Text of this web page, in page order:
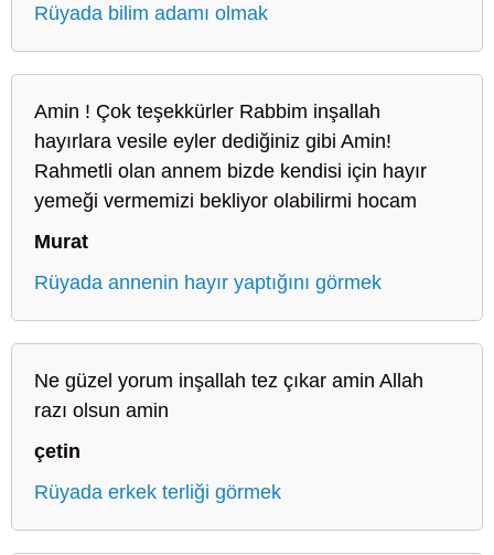
Rüyada bilim adamı olmak
Amin ! Çok teşekkürler Rabbim inşallah
hayırlara vesile eyler dediğiniz gibi Amin!
Rahmetli olan annem bizde kendisi için hayır
yemeği vermemizi bekliyor olabilirmi hocam
Murat
Rüyada annenin hayır yaptığını görmek
Ne güzel yorum inşallah tez çıkar amin Allah
razı olsun amin
çetin
Rüyada erkek terliği görmek